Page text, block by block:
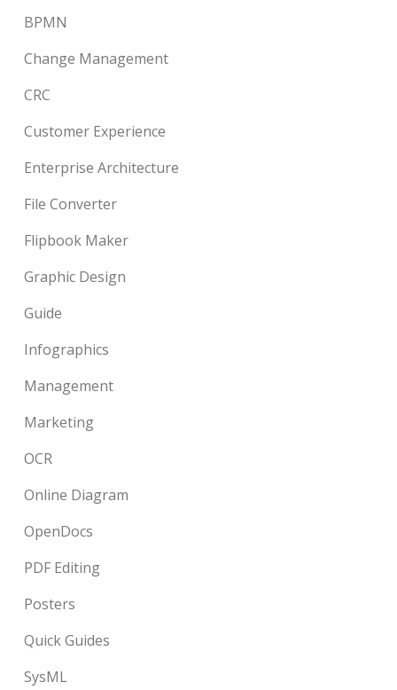
BPMN
Change Management
CRC
Customer Experience
Enterprise Architecture
File Converter
Flipbook Maker
Graphic Design
Guide
Infographics
Management
Marketing
OCR
Online Diagram
OpenDocs
PDF Editing
Posters
Quick Guides
SysML